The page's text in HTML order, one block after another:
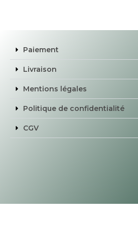
Paiement
Livraison
Mentions légales
Politique de confidentialité
CGV